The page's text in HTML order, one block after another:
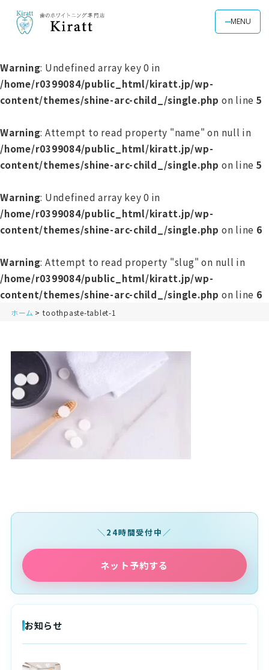
MENU
Warning: Undefined array key 0 in
/home/r0399084/public_html/kiratt.jp/wp-
content/themes/shine-arc-child_/single.php on line 5
Warning: Attempt to read property "name" on null in
/home/r0399084/public_html/kiratt.jp/wp-
content/themes/shine-arc-child_/single.php on line 5
Warning: Undefined array key 0 in
/home/r0399084/public_html/kiratt.jp/wp-
content/themes/shine-arc-child_/single.php on line 6
Warning: Attempt to read property "slug" on null in
/home/r0399084/public_html/kiratt.jp/wp-
content/themes/shine-arc-child_/single.php on line 6
ホーム toothpaste-tablet-1
24時間受付中
ネット予約する
お知らせ